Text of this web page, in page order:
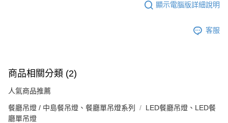
顯示電腦版詳細說明
客服
商品相關分類 (2)
人氣商品推薦
餐廳吊燈 / 中島餐吊燈、餐廳單吊燈系列
LED餐廳吊燈、LED餐
廳單吊燈